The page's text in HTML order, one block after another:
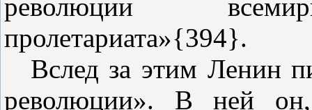
революции
пролетариата»{394}.
Вслед за этим Ленин
революции». В ней